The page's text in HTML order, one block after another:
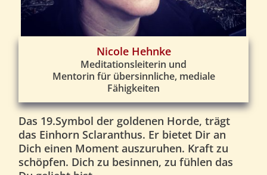
Nicole Hehnke
Meditationsleiterin und
Mentorin für übersinnliche, mediale
Fähigkeiten
Das 19.Symbol der goldenen Horde, trägt
das EinhornSclaranthus. Er bietet Dir an
Dich einen Moment auszuruhen. Kraft zu
schöpfen. Dich zu besinnen, zu fühlen das